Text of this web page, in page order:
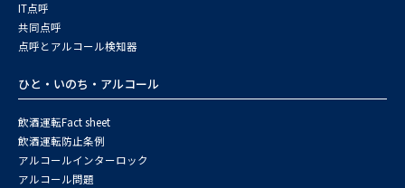
IT点呼
共同点呼
点呼とアルコール検知器
ひと・いのち・アルコール
飲酒運転Fact sheet
飲酒運転防止条例
アルコールインターロック
アルコール問題